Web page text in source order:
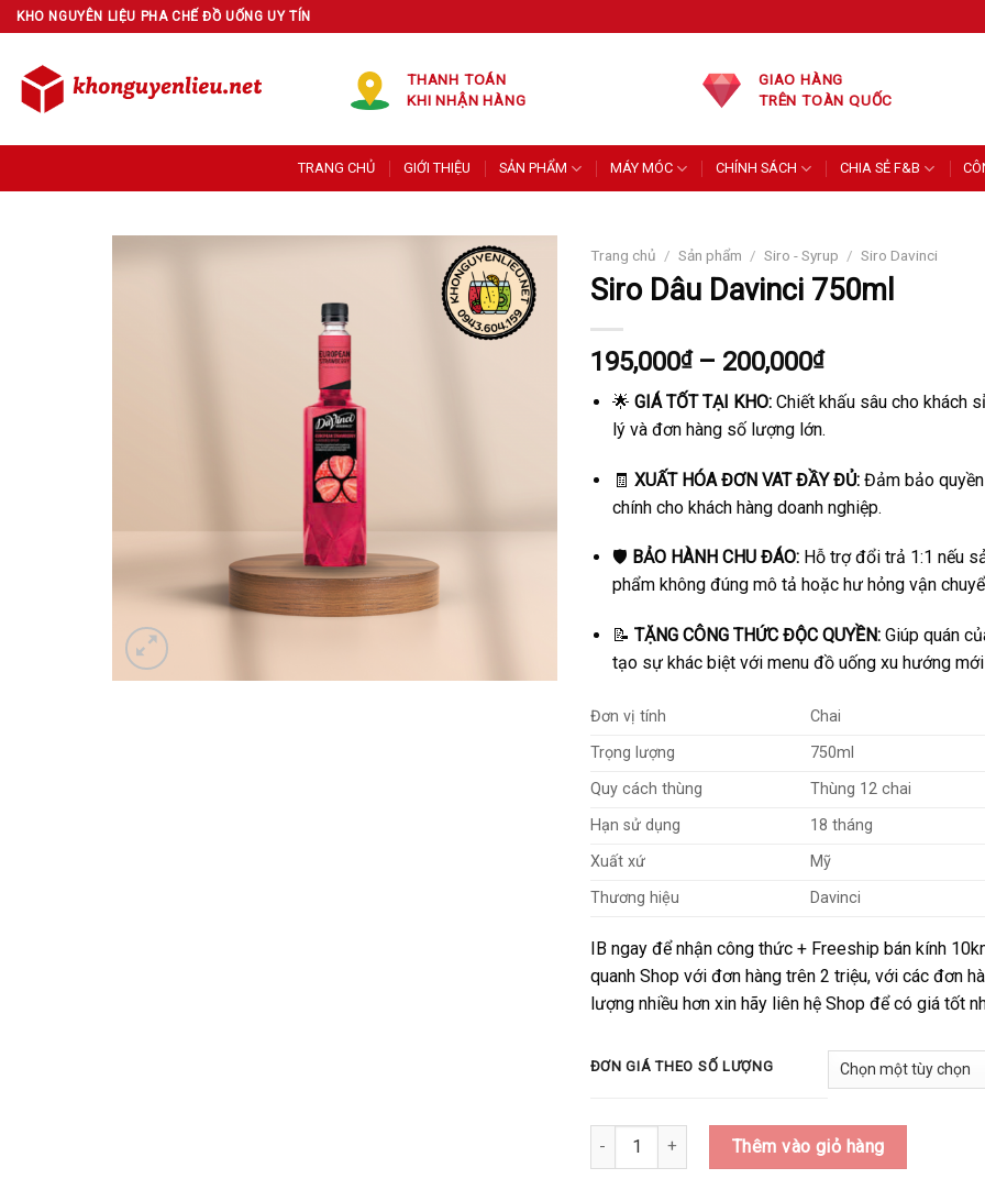
Skip
to
content
KHO NGUYÊN LIỆU PHA CHẾ ĐỒ UỐNG UY TÍN
THANH TOÁN
KHI NHẬN HÀNG
GIAO HÀNG
TRÊN TOÀN QUỐC
TRANG CHỦ GIỚI THIỆU SẢN PHẨM MÁY MÓC CHÍNH SÁCH CHIA SẺ F&B
Trang chủ / Sản phẩm / Siro - Syrup / Siro Davinci
Siro Dâu Davinci 750ml
195,000₫ – 200,000₫Khoảng
giá:
từ
195,000₫
đến
200,000₫
🌟GIÁ TỐT TẠI KHO: Chiết khấu sâu cho khách
lý và đơn hàng số lượng lớn.
🧾XUẤT HÓA ĐƠN VAT ĐẦY ĐỦ: Đảm bảo
chính cho khách hàng doanh nghiệp.
🛡️ BẢO HÀNH CHU ĐÁO: Hỗ trợ đổi trả 1:1 nếu
phẩm không đúng mô tả hoặc hư hỏng vận
📝TẶNG CÔNG THỨC ĐỘC QUYỀN: Giúp quán
tạo sự khác biệt với menu đồ uống xu hướng
Đơn vị tính
Chai
Trọng lượng
750ml
Quy cách thùng
Thùng 12 chai
Hạn sử dụng
18 tháng
Xuất xứ
Mỹ
Thương hiệu
Davinci
IB ngay để nhận công thức + Freeship bán kính
quanh Shop với đơn hàng trên 2 triệu, với các đơn
lượng nhiều hơn xin hãy liên hệ Shop để có giá tốt
ĐƠN GIÁ THEO SỐ LƯỢNG
Số lượng Thêm vào giỏ hàng